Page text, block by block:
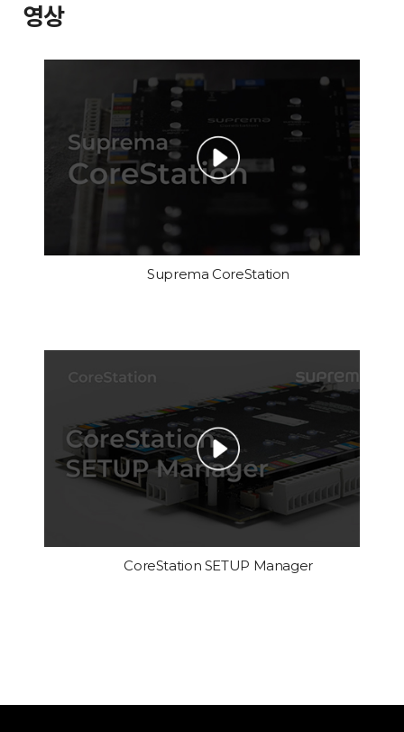
영상
Suprema CoreStation
CoreStation SETUP Manager